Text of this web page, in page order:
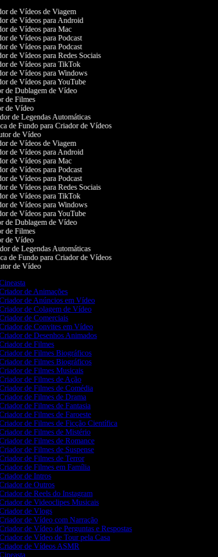
de Vídeos de Viagem
de Vídeos para Android
de Vídeos para Mac
de Vídeos para Podcast
de Vídeos para Podcast
de Vídeos para Redes Sociais
de Vídeos para TikTok
de Vídeos para Windows
de Vídeos para YouTube
de Dublagem de Vídeo
de Filmes
de Vídeo
de Legendas Automáticas
de Fundo para Criador de Vídeos
de Vídeo
de Vídeos de Viagem
de Vídeos para Android
de Vídeos para Mac
de Vídeos para Podcast
de Vídeos para Podcast
de Vídeos para Redes Sociais
de Vídeos para TikTok
de Vídeos para Windows
de Vídeos para YouTube
de Dublagem de Vídeo
de Filmes
de Vídeo
de Legendas Automáticas
de Fundo para Criador de Vídeos
de Vídeo
de Animações
de Anúncios em Vídeo
de Colagem de Vídeo
de Comerciais
de Convites em Vídeo
de Desenhos Animados
de Filmes
de Filmes Biográficos
de Filmes Biográficos
de Filmes Musicais
de Filmes de Ação
de Filmes de Comédia
de Filmes de Drama
de Filmes de Fantasia
de Filmes de Faroeste
de Filmes de Ficção Científica
de Filmes de Mistério
de Filmes de Romance
de Filmes de Suspense
de Filmes de Terror
de Filmes em Família
de Intros
de Outros
de Reels do Instagram
de Videoclipes Musicais
de Vlogs
de Vídeo com Narração
de Vídeo de Perguntas e Respostas
de Vídeo de Tour pela Casa
de Vídeos ASMR